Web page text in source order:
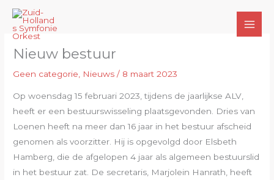
inhoudNieuw bestuur
Geen categorie, Nieuws / 8 maart 2023
Op woensdag 15 februari 2023, tijdens de jaarlijkse ALV,
heeft er een bestuurswisseling plaatsgevonden. Dries van
Loenen heeft na meer dan 16 jaar in het bestuur afscheid
genomen als voorzitter. Hij is opgevolgd door Elsbeth
Hamberg, die de afgelopen 4 jaar als algemeen bestuurslid
in het bestuur zat. De secretaris, Marjolein Hanrath, heeft